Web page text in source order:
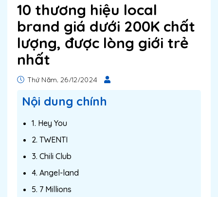
10 thương hiệu local
brand giá dưới 200K chất
lượng, được lòng giới trẻ
nhất
Thứ Năm, 26/12/2024
Nội dung chính
1. Hey You
2. TWENTI
3. Chili Club
4. Angel-land
5. 7 Millions